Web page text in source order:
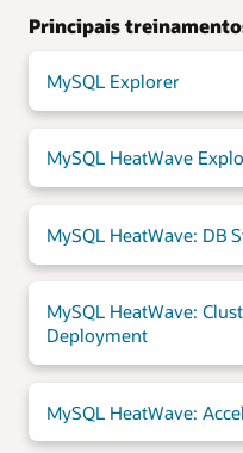
Principais
MySQL Explorer
MySQL HeatWave
MySQL HeatWave: DB
MySQL HeatWave:
Deployment
MySQL HeatWave: